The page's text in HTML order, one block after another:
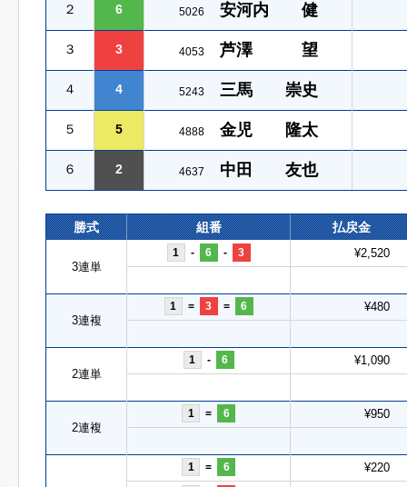
２ 6 5026 安河内 健
３ 3 4053 芦澤 望
４ 4 5243 三馬 崇史
５ 5 4888 金児 隆太
６ 2 4637 中田 友也
勝式 組番 払戻金
3連単
1 - 6 - 3 ¥2,520
3連複
1 = 3 = 6 ¥480
2連単
1 - 6 ¥1,090
2連複
1 = 6 ¥950
1 = 6 ¥220